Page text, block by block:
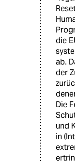
die
ab.
der
Die
und
in